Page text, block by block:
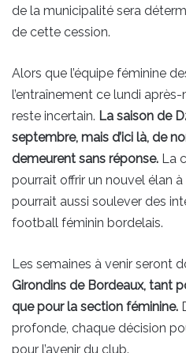
de la municipalité sera
de cette cession.
Alors que l’équipe féminine
l’entraînement ce lundi après-
reste incertain. La saison de
septembre, mais d’ici là, de
demeurent sans réponse. La
pourrait offrir un nouvel élan
pourrait aussi soulever des
football féminin bordelais.
Les semaines à venir seront
Girondins de Bordeaux, tant
que pour la section féminine.
profonde, chaque décision
pour l’avenir du club.